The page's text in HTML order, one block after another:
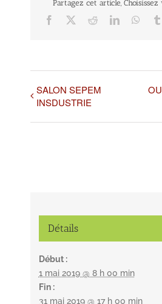
Partagez cet article, Choisissez
Facebook RedditLinkedIn
SALON SEPEM
INSDUSTRIE
Détails
Début :
1 mai 2019 @ 8 h 00 min
Fin :
31 mai 2019 @ 17 h 00 min